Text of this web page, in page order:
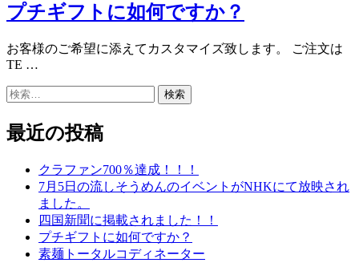
プチギフトに如何ですか？
お客様のご希望に添えてカスタマイズ致します。 ご注文は
TE …
検
最近の投稿
クラファン700％達成！！！
7月5日の流しそうめんのイベントがNHKにて放映され
ました。
四国新聞に掲載されました！！
プチギフトに如何ですか？
素麺トータルコディネーター